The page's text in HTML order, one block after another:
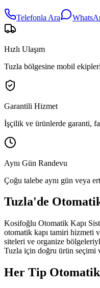
Telefonla Ara
Hızlı Ulaşım
Tuzla bölgesine mobil
Garantili Hizmet
İşçilik ve ürünlerde garanti,
Aynı Gün Randevu
Çoğu talebe aynı gün veya
Tuzla'de
Kosifoğlu Otomatik Kapı
otomatik kapı tamiri hizmeti
siteleri ve organize
Tuzla için doğru ürün seçimi
Her Tip Otomatik